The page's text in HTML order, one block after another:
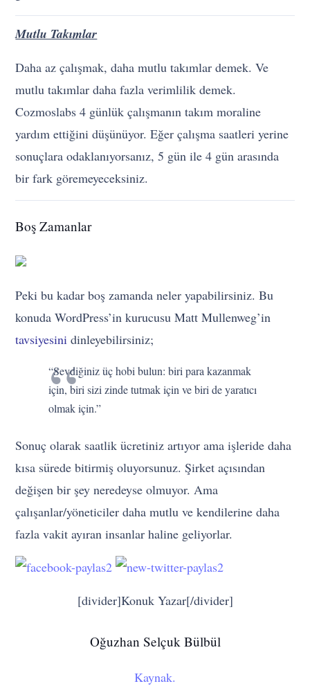
Mutlu Takımlar
Daha az çalışmak, daha mutlu takımlar demek. Ve
mutlu takımlar daha fazla verimlilik demek.
Cozmoslabs 4 günlük çalışmanın takım moraline
yardım ettiğini düşünüyor. Eğer çalışma saatleri yerine
sonuçlara odaklanıyorsanız, 5 gün ile 4 gün arasında
bir fark göremeyeceksiniz.
Boş Zamanlar
Peki bu kadar boş zamanda neler yapabilirsiniz. Bu
konuda WordPress’in kurucusu Matt Mullenweg’in
tavsiyesini dinleyebilirsiniz;
“Sevdiğiniz üç hobi bulun: biri para kazanmak
için, biri sizi zinde tutmak için ve biri de yaratıcı
olmak için.”
Sonuç olarak saatlik ücretiniz artıyor ama işleride daha
kısa sürede bitirmiş oluyorsunuz. Şirket açısından
değişen bir şey neredeyse olmuyor. Ama
çalışanlar/yöneticiler daha mutlu ve kendilerine daha
fazla vakit ayıran insanlar haline geliyorlar.
[divider]Konuk Yazar[/divider]
Oğuzhan Selçuk Bülbül
Kaynak.